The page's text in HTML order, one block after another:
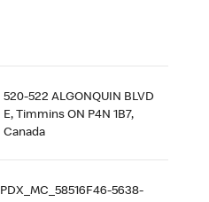
520-522 ALGONQUIN BLVD
E, Timmins ON P4N 1B7,
Canada
PDX_MC_58516F46-5638-